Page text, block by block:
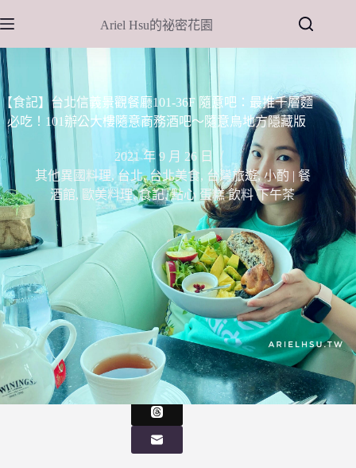
至
主
要
內
容
Ariel Hsu的祕密花園
【食記】台北信義景觀餐廳101-36F 隨意吧：最推千層麵
必吃！101辦公大樓隨意商務酒吧～隨意鳥地方隱藏版
2021 年 9 月 26 日
其他異國料理, 台北,台北美食, 台灣旅遊,小酌 | 餐
酒館, 歐美料理,食記,點心 蛋糕 飲料 下午茶